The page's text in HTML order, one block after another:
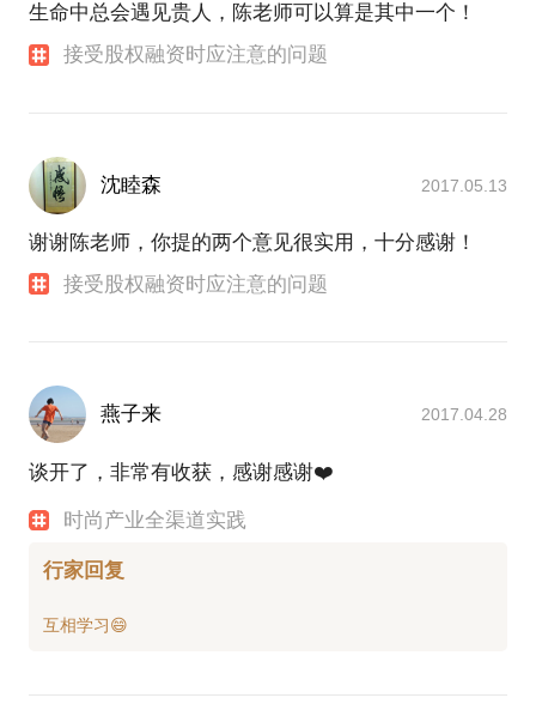
生命中总会遇见贵人，陈老师可以算是其中一个！
接受股权融资时应注意的问题
沈睦森 2017.05.13
谢谢陈老师，你提的两个意见很实用，十分感谢！
接受股权融资时应注意的问题
燕子来 2017.04.28
谈开了，非常有收获，感谢感谢❤️
时尚产业全渠道实践
行家回复